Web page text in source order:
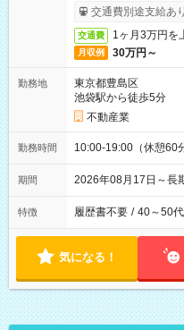
交通費別途支給あり
交通費 1ヶ月3万円を
月収例 30万円～
勤務地
東京都豊島区
池袋駅から徒歩5分
不動産業
勤務時間 10:00-19:00（休憩60
期間 2026年08月17日～
特徴 履歴書不要 / 40～50
気になる！